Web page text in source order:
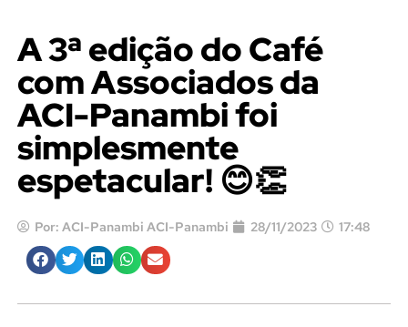
A 3ª edição do Café
com Associados da
ACI-Panambi foi
simplesmente
espetacular! 😊👏
Por: ACI-Panambi ACI-Panambi 28/11/2023 17:48